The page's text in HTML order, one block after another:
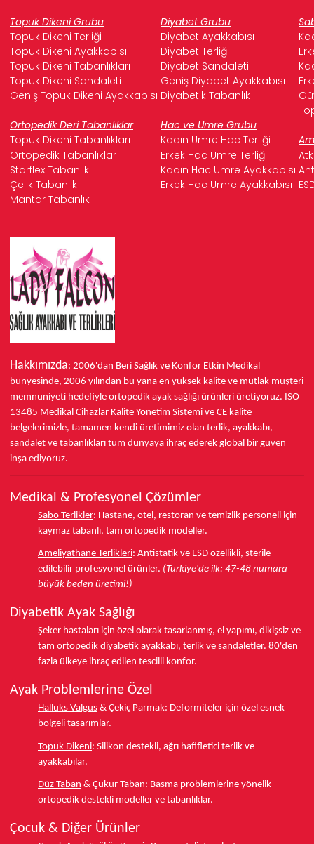
Topuk Dikeni Grubu Diyabet Grubu
Topuk Dikeni Terliği
Diyabet Ayakkabısı
Topuk Dikeni Ayakkabısı
Diyabet Terliği
Topuk Dikeni Tabanlıkları
Diyabet Sandaleti
Topuk Dikeni Sandaleti
Geniş Diyabet Ayakkabısı
Geniş Topuk Dikeni Ayakkabısı Diyabetik Tabanlık
Ortopedik Deri Tabanlıklar
Hac ve Umre Grubu
Topuk Dikeni Tabanlıkları
Kadın Umre Hac Terliği
Ortopedik Tabanlıklar
Erkek Hac Umre Terliği
Starflex Tabanlık
Kadın Hac Umre Ayakkabısı
Çelik Tabanlık
Erkek Hac Umre Ayakkabısı
Mantar Tabanlık
Hakkımızda: 2006'dan Beri Sağlık ve Konfor Etkin Medikal
bünyesinde, 2006 yılından bu yana en yüksek kalite ve mutlak müşteri
memnuniyeti hedefiyle ortopedik ayak sağlığı ürünleri üretiyoruz. ISO
13485 Medikal Cihazlar Kalite Yönetim Sistemi ve CE kalite
belgelerimizle, tamamen kendi üretimimiz olan terlik, ayakkabı,
sandalet ve tabanlıkları tüm dünyaya ihraç ederek global bir güven
inşa ediyoruz.
Medikal & Profesyonel Çözümler
Sabo Terlikler: Hastane, otel, restoran ve temizlik personeli için
kaymaz tabanlı, tam ortopedik modeller.
Ameliyathane Terlikleri: Antistatik ve ESD özellikli, sterile
edilebilir profesyonel ürünler. (Türkiye'de ilk: 47-48 numara
büyük beden üretimi!)
Diyabetik Ayak Sağlığı
Şeker hastaları için özel olarak tasarlanmış, el yapımı, dikişsiz ve
tam ortopedik diyabetik ayakkabı, terlik ve sandaletler. 80'den
fazla ülkeye ihraç edilen tescilli konfor.
Ayak Problemlerine Özel
Halluks Valgus & Çekiç Parmak: Deformiteler için özel esnek
bölgeli tasarımlar.
Topuk Dikeni: Silikon destekli, ağrı hafifletici terlik ve
ayakkabılar.
Düz Taban & Çukur Taban: Basma problemlerine yönelik
ortopedik destekli modeller ve tabanlıklar.
Çocuk & Diğer Ürünler